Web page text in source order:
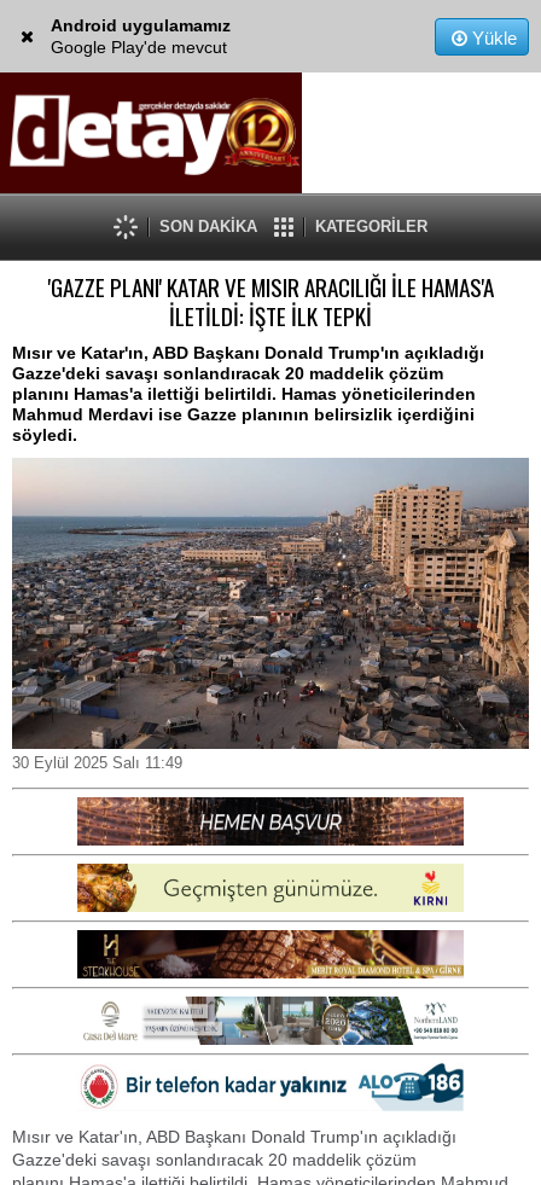
Android uygulamamız
Google Play'de mevcut
Yükle
SON DAKİKA KATEGORİLER
'GAZZE PLANI' KATAR VE MISIR ARACILIĞI İLE HAMAS'A
İLETİLDİ: İŞTE İLK TEPKİ
Mısır ve Katar'ın, ABD Başkanı Donald Trump'ın açıkladığı
Gazze'deki savaşı sonlandıracak 20 maddelik çözüm
planını Hamas'a ilettiği belirtildi. Hamas yöneticilerinden
Mahmud Merdavi ise Gazze planının belirsizlik içerdiğini
söyledi.
30 Eylül 2025 Salı 11:49
Mısır ve Katar'ın, ABD Başkanı Donald Trump'ın açıkladığı
Gazze'deki savaşı sonlandıracak 20 maddelik çözüm